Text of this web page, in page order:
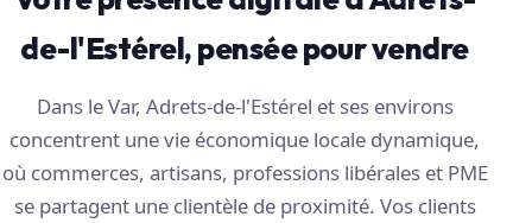
de-l'Estérel, pensée pour vendre
Dans le Var, Adrets-de-l'Estérel et ses environs
concentrent une vie économique locale dynamique,
où commerces, artisans, professions libérales et PME
se partagent une clientèle de proximité. Vos clients